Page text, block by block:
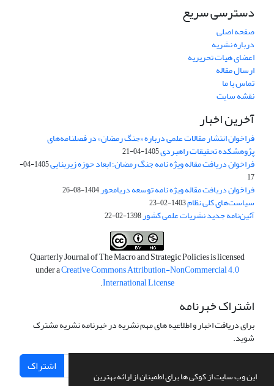
این وب سایت از کوکی ها برای اطمینان از ارائه بهترین
دسترسی سریع
صفحه اصلی
درباره نشریه
اعضای هیات تحریریه
ارسال مقاله
تماس با ما
نقشه سایت
آخرین اخبار
فراخوان انتشار مقالات علمی درباره «جنگ رمضان» در فصلنامه‌های
پژوهشکده تحقیقات راهبردی1405-04-21
فراخوان دریافت مقاله ویژه نامه جنگ رمضان؛ ابعاد حوزه زیربنایی
1405-04-
17
فراخوان دریافت مقاله ویژه نامه توسعه دریامحور1404-08-26
سیاست‌های کلی نظام1403-02-23
آئین‌نامه جدید نشریات علمی کشور1398-02-22
Quarterly Journal of The Macro and Strategic Policies is licensed
under aCreative Commons Attribution-NonCommercial 4.0
International License
.
اشتراک خبرنامه
برای دریافت اخبار و اطلاعیه های مهم نشریه در خبرنامه نشریه مشترک
شوید.
اشتراک